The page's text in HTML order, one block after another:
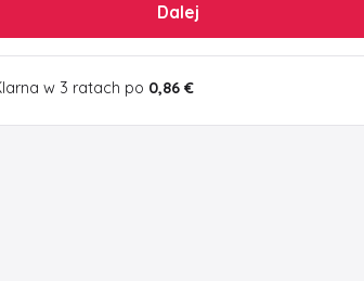
Dalej
w 3 ratach po 0,86 €